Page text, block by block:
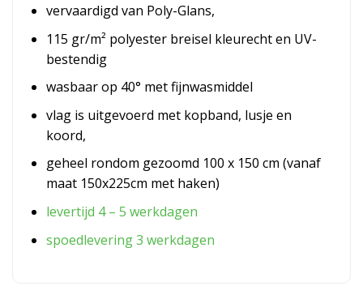
vervaardigd van Poly-Glans,
115 gr/m² polyester breisel kleurecht en UV-
bestendig
wasbaar op 40° met fijnwasmiddel
vlag is uitgevoerd met kopband, lusje en
koord,
geheel rondom gezoomd 100 x 150 cm (vanaf
maat 150x225cm met haken)
levertijd 4 – 5 werkdagen
spoedlevering 3 werkdagen